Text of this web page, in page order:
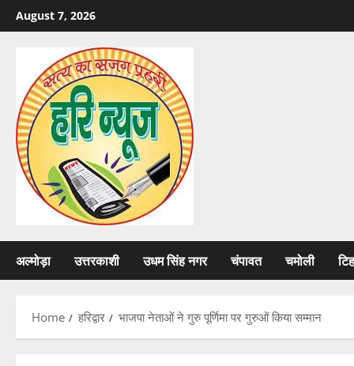
Skip
to
August 7, 2026
अल्मोड़ा उत्तरकाशी उधम सिंह नगर चंपावत चमोली
Home हरिद्वार भाजपा नेताओं ने गुरु पूर्णिमा पर गुरुओं किया सम्मान